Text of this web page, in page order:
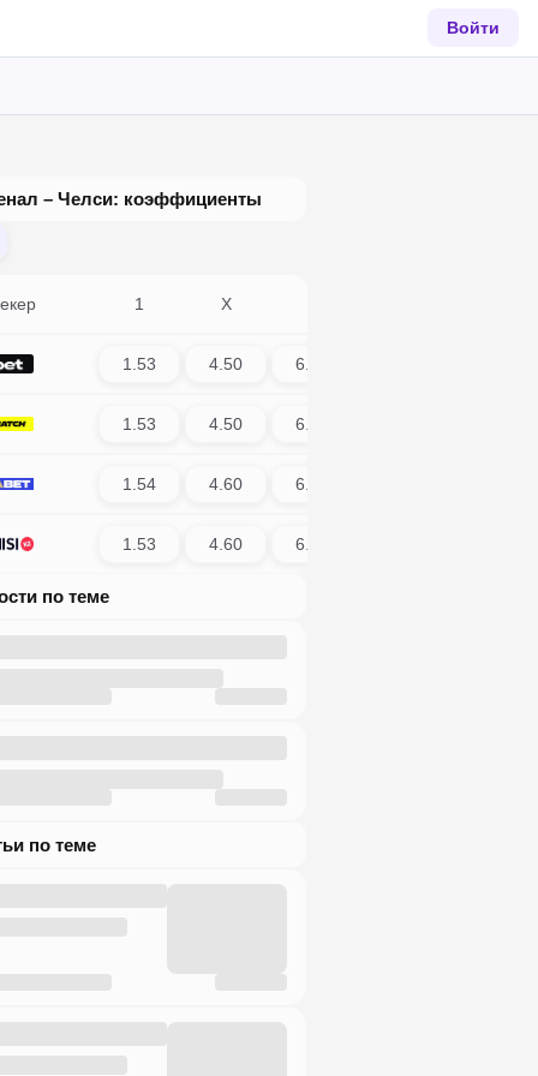
Войти
– Челси: коэффициенты
1 X
1.53 4.50 6.50
1.53 4.50 6.40
1.54 4.60 6.00
1.53 4.60 6.50
по теме
по теме